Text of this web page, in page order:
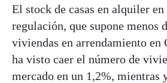
El stock de casas en alquiler
regulación, que supone menos
viviendas en arrendamiento en
ha visto caer el número de
mercado en un 1,2%, mientras